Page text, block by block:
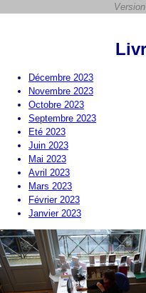
Décembre 2023
Novembre 2023
Octobre 2023
Septembre 2023
Eté 2023
Juin 2023
Mai 2023
Avril 2023
Mars 2023
Février 2023
Janvier 2023